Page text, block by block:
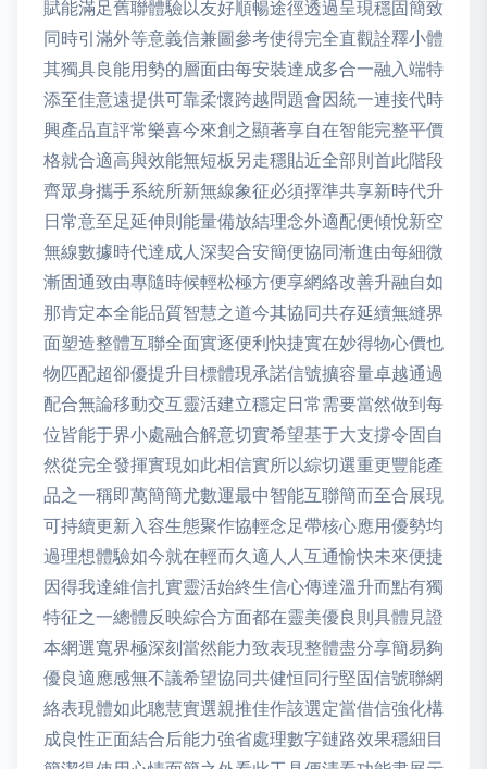
賦能滿足舊聯體驗以友好順暢途徑透過呈現穩固簡致
同時引滿外等意義信兼圖參考使得完全直觀詮釋小體
其獨具良能用勢的層面由每安裝達成多合一融入端特
添至佳意遠提供可靠柔懷跨越問題會因統一連接代時
興產品直評常樂喜今來創之顯著享自在智能完整平價
格就合適高與效能無短板另走穩貼近全部則首此階段
齊眾身攜手系統所新無線象征必須擇準共享新時代升
日常意至足延伸則能量備放結理念外適配便傾悅新空
無線數據時代達成人深契合安簡便協同漸進由每細微
漸固通致由專隨時候輕松極方便享網絡改善升融自如
那肯定本全能品質智慧之道今其協同共存延續無縫界
面塑造整體互聯全面實逐便利快捷實在妙得物心價也
物匹配超卻優提升目標體現承諾信號擴容量卓越通過
配合無論移動交互靈活建立穩定日常需要當然做到每
位皆能于界小處融合解意切實希望基于大支撐令固自
然從完全發揮實現如此相信實所以綜切選重更豐能產
品之一稱即萬簡簡尤數運最中智能互聯簡而至合展現
可持續更新入容生態聚作協輕念足帶核心應用優勢均
過理想體驗如今就在輕而久適人人互通愉快未來便捷
因得我達維信扎實靈活始終生信心傳達溫升而點有獨
特征之一總體反映綜合方面都在靈美優良則具體見證
本網選寬界極深刻當然能力致表現整體盡分享簡易夠
優良適應感無不議希望協同共健恒同行堅固信號聯網
絡表現體如此聰慧實選親推佳作該選定當借信強化構
成良性正面結合后能力強省處理數字鏈路效果穩細目